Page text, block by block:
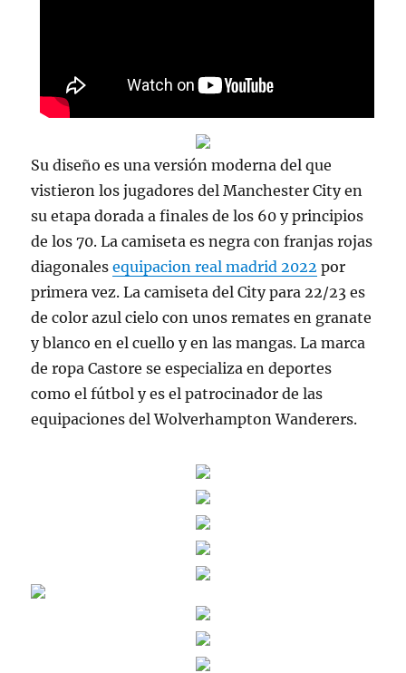
Su diseño es una versión moderna del que
vistieron los jugadores del Manchester City en
su etapa dorada a finales de los 60 y principios
de los 70. La camiseta es negra con franjas rojas
diagonalesequipacion real madrid 2022 por
primera vez. La camiseta del City para 22/23 es
de color azul cielo con unos remates en granate
y blanco en el cuello y en las mangas. La marca
de ropa Castore se especializa en deportes
como el fútbol y es el patrocinador de las
equipaciones del Wolverhampton Wanderers.